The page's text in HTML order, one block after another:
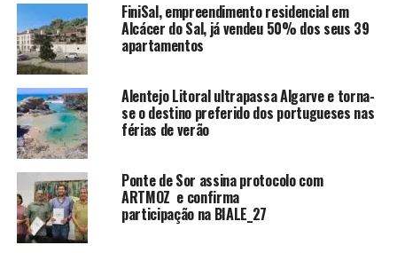
FiniSal, empreendimento residencial em
Alcácer do Sal, já vendeu 50% dos seus 39
apartamentos
Alentejo Litoral ultrapassa Algarve e torna-
se o destino preferido dos portugueses nas
férias de verão
Ponte de Sor assina protocolo com
ARTMOZ e confirma
participação na BIALE_27